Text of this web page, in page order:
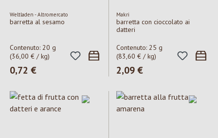
Weltladen - Altromercato
barretta al sesamo
Contenuto: 20 g
(36,00 € / kg)
Prezzo normale:
0,72 €
Makri
barretta con cioccolato ai
datteri
Contenuto: 25 g
(83,60 € / kg)
Prezzo normale:
2,09 €